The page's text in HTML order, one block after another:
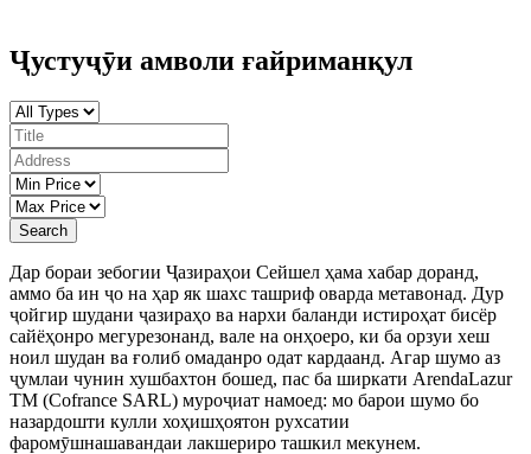
Ҷустуҷӯи амволи ғайриманқул
Search
Дар бораи зебогии Ҷазираҳои Сейшел ҳама хабар доранд,
аммо ба ин ҷо на ҳар як шахс ташриф оварда метавонад. Дур
ҷойгир шудани ҷазираҳо ва нархи баланди истироҳат бисёр
сайёҳонро мегурезонанд, вале на онҳоеро, ки ба орзуи хеш
ноил шудан ва ғолиб омаданро одат кардаанд. Агар шумо аз
ҷумлаи чунин хушбахтон бошед, пас ба ширкати ArendaLazur
TM (Cofrance SARL) муроҷиат намоед: мо барои шумо бо
назардошти кулли хоҳишҳоятон рухсатии
фаромӯшнашавандаи лакшериро ташкил мекунем.